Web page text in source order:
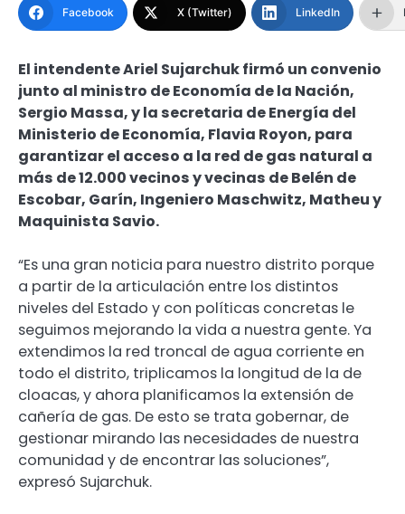
Facebook X (Twitter) LinkedIn
El intendente Ariel Sujarchuk firmó un convenio
junto al ministro de Economía de la Nación,
Sergio Massa, y la secretaria de Energía del
Ministerio de Economía, Flavia Royon, para
garantizar el acceso a la red de gas natural a
más de 12.000 vecinos y vecinas de Belén de
Escobar, Garín, Ingeniero Maschwitz, Matheu y
Maquinista Savio.
“Es una gran noticia para nuestro distrito porque
a partir de la articulación entre los distintos
niveles del Estado y con políticas concretas le
seguimos mejorando la vida a nuestra gente. Ya
extendimos la red troncal de agua corriente en
todo el distrito, triplicamos la longitud de la de
cloacas, y ahora planificamos la extensión de
cañería de gas. De esto se trata gobernar, de
gestionar mirando las necesidades de nuestra
comunidad y de encontrar las soluciones”,
expresó Sujarchuk.